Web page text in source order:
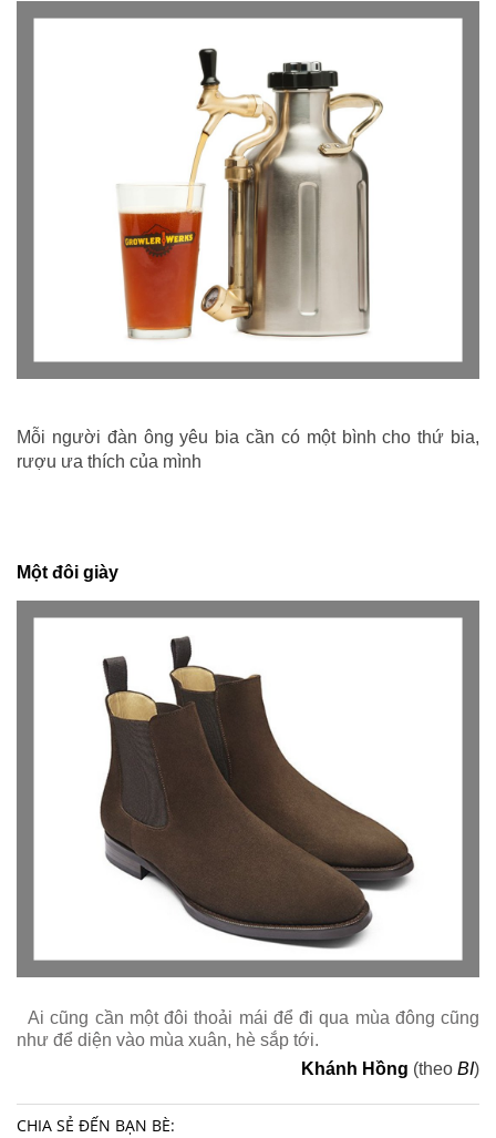
Mỗi người đàn ông yêu bia cần có một bình cho thứ bia,
rượu ưa thích của mình
Một đôi giày
Ai cũng cần một đôi thoải mái để đi qua mùa đông cũng
như để diện vào mùa xuân, hè sắp tới.
Khánh Hồng (theo BI)
CHIA SẺ ĐẾN BẠN BÈ: